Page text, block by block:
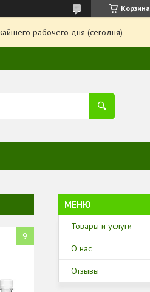
Корзина
рабочего дня (сегодня)
9
Товары и услуги
О нас
Отзывы